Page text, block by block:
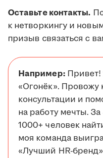
Оставьте контакты.
к нетворкингу и
призыв связаться с
Например:Привет!
«Огонёк». Провожу
консультации и
на работу мечты.
1000+ человек
моя команда
«Лучший HR-